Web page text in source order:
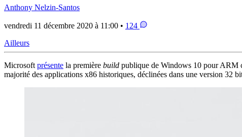
Anthony Nelzin-Santos
vendredi 11 décembre 2020 à 11:00 • 124
Ailleurs
Microsoft présente la première build publique de Windows 10 pour ARM
majorité des applications x86 historiques, déclinées dans une version 32